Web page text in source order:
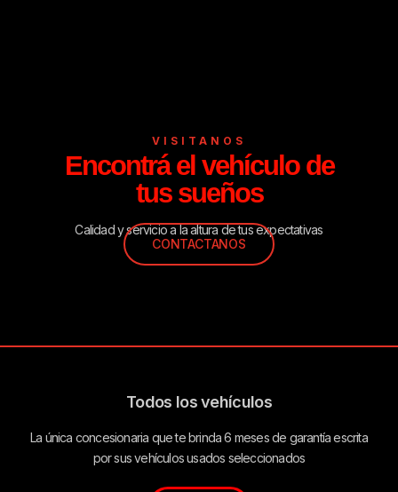
VISITANOS
Encontrá el vehículo de
tus sueños
Calidad y servicio a la altura de tus expectativas
CONTACTANOS
Todos los vehículos
La única concesionaria que te brinda 6 meses de garantía escrita
por sus vehículos usados seleccionados